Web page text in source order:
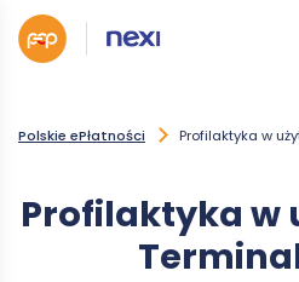
Polskie ePłatności Profilaktyka w
Profilaktyka w